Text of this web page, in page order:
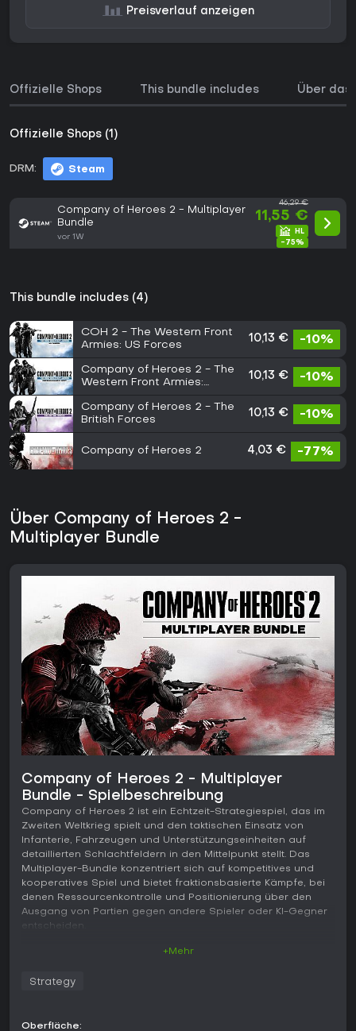
Preisverlauf anzeigen
Offizielle Shops This bundle includes Über das
Offizielle Shops (1)
DRM: Steam
Company of Heroes 2 - Multiplayer
Bundle
vor 1W
46,29 €
11,55 €
-75%
This bundle includes (4)
COH 2 - The Western Front
Armies: US Forces
10,13 € -10%
Company of Heroes 2 - The
Western Front Armies:
10,13 € -10%
Company of Heroes 2 - The
British Forces
10,13 € -10%
Company of Heroes 2 4,03 € -77%
Über Company of Heroes 2 -
Multiplayer Bundle
Company of Heroes 2 - Multiplayer
Bundle - Spielbeschreibung
Company of Heroes 2 ist ein Echtzeit-Strategiespiel, das im
Zweiten Weltkrieg spielt und den taktischen Einsatz von
Infanterie, Fahrzeugen und Unterstützungseinheiten auf
detaillierten Schlachtfeldern in den Mittelpunkt stellt. Das
Multiplayer-Bundle konzentriert sich auf kompetitives und
kooperatives Spiel und bietet fraktionsbasierte Kämpfe, bei
denen Ressourcenkontrolle und Positionierung über den
Ausgang von Partien gegen andere Spieler oder KI-Gegner
entscheiden.
Produktion von Einheiten, Munition für Upgrades und
+Mehr
Strategy
Oberfläche: